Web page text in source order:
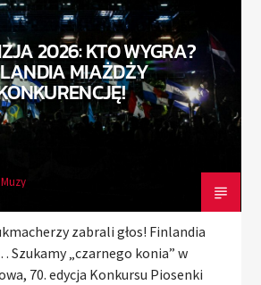
MUZY
2026: KTO WYGRA?
MIAŻDŻY
zabrali głos! Finlandia
Szukamy „czarnego konia” w
70. edycja Konkursu Piosenki